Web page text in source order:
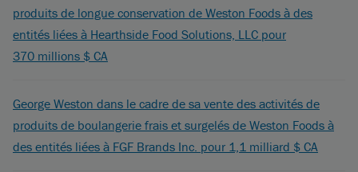
produits de longue conservation de Weston Foods à des
entités liées à Hearthside Food Solutions, LLC pour
370 millions $ CA
George Weston dans le cadre de sa vente des activités de
produits de boulangerie frais et surgelés de Weston Foods à
des entités liées à FGF Brands Inc. pour 1,1 milliard $ CA